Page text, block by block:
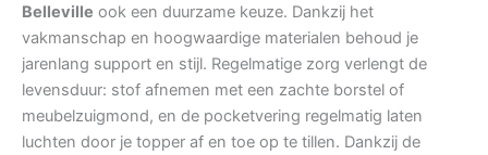
Belleville ook een duurzame keuze. Dankzij het
vakmanschap en hoogwaardige materialen behoud je
jarenlang support en stijl. Regelmatige zorg verlengt de
levensduur: stof afnemen met een zachte borstel of
meubelzuigmond, en de pocketvering regelmatig laten
luchten door je topper af en toe op te tillen. Dankzij de